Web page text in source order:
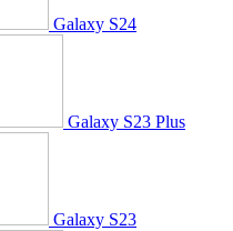
Galaxy S24
Galaxy S23 Plus
Galaxy S23